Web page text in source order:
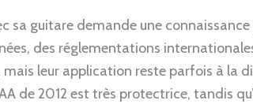
sa guitare demande une
des réglementations
mais leur application reste parfois à la
de 2012 est très protectrice, tandis